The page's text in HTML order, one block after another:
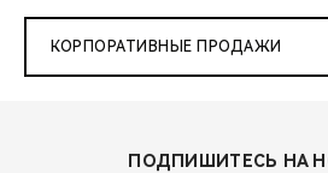
КОРПОРАТИВНЫЕ ПРОДАЖИ
ПОДПИШИТЕСЬ НА